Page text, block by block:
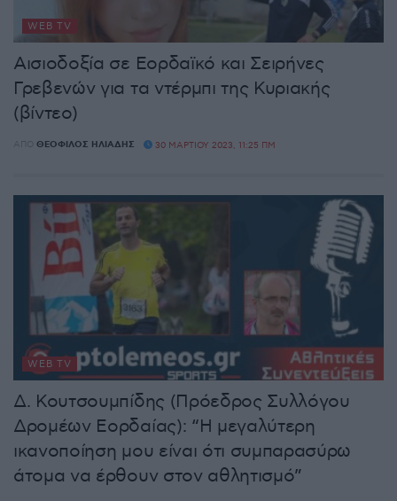
WEB TV
Αισιοδοξία σε Εορδαϊκό και Σειρήνες
Γρεβενών για τα ντέρμπι της Κυριακής
(βίντεο)
ΑΠΌ ΘΕΌΦΙΛΟΣ ΗΛΙΆΔΗΣ 30 ΜΑΡΤΊΟΥ 2023, 11:25 ΠΜ
WEB TV
Δ. Κουτσουμπίδης (Πρόεδρος Συλλόγου
Δρομέων Εορδαίας): “Η μεγαλύτερη
ικανοποίηση μου είναι ότι συμπαρασύρω
άτομα να έρθουν στον αθλητισμό”